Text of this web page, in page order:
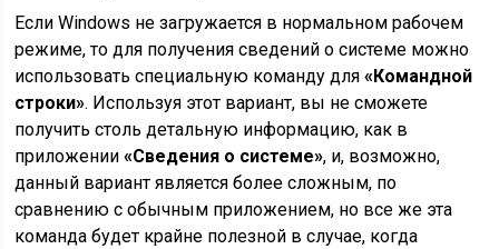
Если Windows не загружается в нормальном рабочем
режиме, то для получения сведений о системе можно
использовать специальную команду для«Командной
строки». Используя этот вариант, вы не сможете
получить столь детальную информацию, как в
приложении«Сведения о системе», и, возможно,
данный вариант является более сложным, по
сравнению с обычным приложением, но все же эта
команда будет крайне полезной в случае, когда